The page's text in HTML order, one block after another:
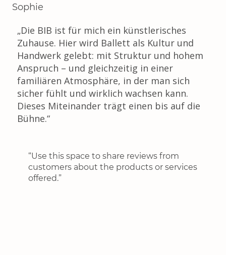
“Use this space to share reviews from
customers about the products or services
offered.”
Sophie
„Die BIB ist für mich ein künstlerisches
Zuhause. Hier wird Ballett als Kultur und
Handwerk gelebt: mit Struktur und hohem
Anspruch – und gleichzeitig in einer
familiären Atmosphäre, in der man sich
sicher fühlt und wirklich wachsen kann.
Dieses Miteinander trägt einen bis auf die
Bühne.“